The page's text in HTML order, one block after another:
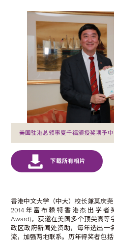
美国驻港总领事夏千福颁授奖项予中
香港中文大学（中大）校长兼莫庆
2014年富布赖特香港杰出学者奖
Award)，获邀在美国多个顶尖高
政区政府新闻处资助，每年选出一
流，加强两地联系。历年得奖者包